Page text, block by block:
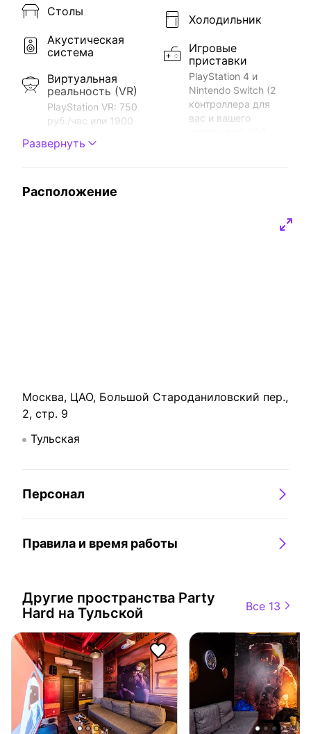
Столы
Акустическая
система
Виртуальная
реальность (VR)
PlayStation VR: 750
руб./час или 1900
выбор песен в
Холодильник
Игровые
приставки
PlayStation 4 и
Nintendo Switch (2
контроллера для
вас и вашего
Развернуть
Расположение
Москва, ЦАО, Большой Староданиловский пер.,
2, стр. 9
Тульская
Персонал
Правила и время работы
Другие пространства Party
Hard на Тульской
Все 13